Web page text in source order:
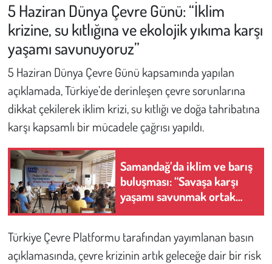
5 Haziran Dünya Çevre Günü: “İklim
krizine, su kıtlığına ve ekolojik yıkıma karşı
yaşamı savunuyoruz”
5 Haziran Dünya Çevre Günü kapsamında yapılan
açıklamada, Türkiye’de derinleşen çevre sorunlarına
dikkat çekilerek iklim krizi, su kıtlığı ve doğa tahribatına
karşı kapsamlı bir mücadele çağrısı yapıldı.
Samandağ’da iklim ve barış
buluşması: “Savaşa karşı
yaşamı savunmak ortak
mücadeledir”
Türkiye Çevre Platformu tarafından yayımlanan basın
açıklamasında, çevre krizinin artık geleceğe dair bir risk
İnsan Hakları
Çevre
Galeri
Günün İçinden
Vefat İlanları
Tarih
Hukuk